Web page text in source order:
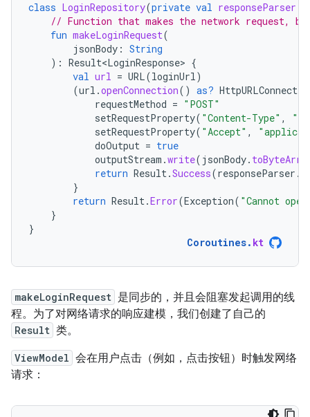
class LoginRepository(private val responseParser
// Function that makes the network request,
fun makeLoginRequest(
jsonBody : String
): Result<LoginResponse> {
val url = URL(loginUrl)
(url .openConnection() as?
requestMethod = "POST"
setRequestProperty( "Content-Type" ,
setRequestProperty( "Accept" ,
doOutput = true
outputStream .write( jsonBody.
return Result.Success(responseParser .
}
return Result.Error(Exception( "Cannot
}
}
Coroutines. kt
makeLoginRequest 是同步的，并且会阻塞发起调用的线
程。为了对网络请求的响应建模，我们创建了自己的
Result 类。
ViewModel 会在用户点击（例如，点击按钮）时触发网络
请求：